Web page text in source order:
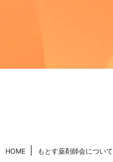
HOME もとす薬剤師会について